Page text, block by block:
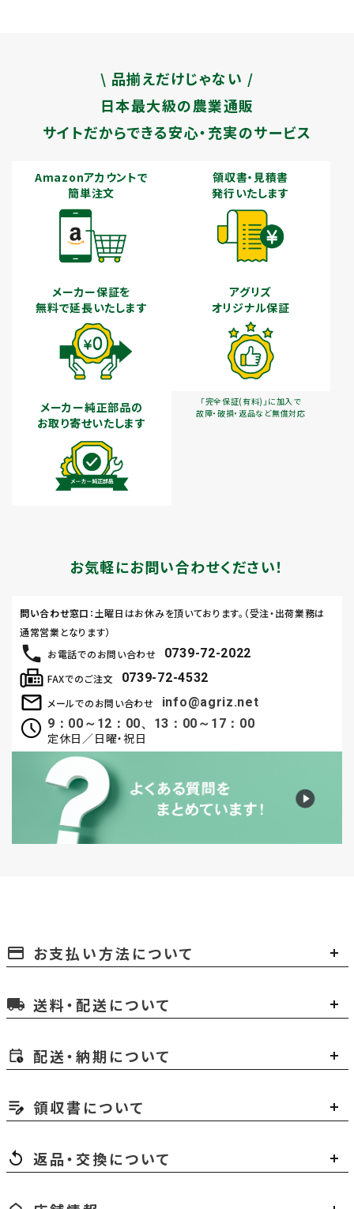
\ 品揃えだけじゃない /
日本最大級の農業通販
サイトだからできる安心・充実のサービス
Amazonアカウントで
簡単注文
領収書・見積書
発行いたします
メーカー保証を
無料で延長いたします
アグリズ
オリジナル保証
「完全保証(有料)」に加入で
故障・破損・返品など無償対応
メーカー純正部品の
お取り寄せいたします
お気軽にお問い合わせください！
お電話でのお問い合わせ 0739-72-2022
メールでのお問い合わせ
info@agriz.net
9：00～12：00、13：00～17：00
定休日／日曜・祝日
FAXでのご注文 0739-72-4532
問い合わせ窓口 ：土曜日はお休みを頂いております。（受注・出荷業務は
通常営業となります）
payment お支払い方法について
local_shipping 送料・配送について
配送・納期について
領収書について
返品・交換について